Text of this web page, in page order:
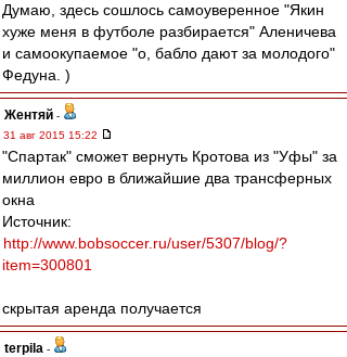
Думаю, здесь сошлось самоуверенное "Якин
хуже меня в футболе разбирается" Аленичева
и самоокупаемое "о, бабло дают за молодого"
Федуна. )
Жентяй -
31 авг 2015 15:22
"Спартак" сможет вернуть Кротова из "Уфы" за
миллион евро в ближайшие два трансферных
окна
Источник:
http://www.bobsoccer.ru/user/5307/blog/?
item=300801
скрытая аренда получается
terpila -